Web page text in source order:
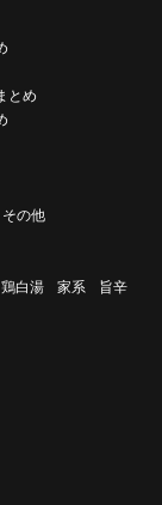
とめ
その他
鶏白湯 家系
旨辛